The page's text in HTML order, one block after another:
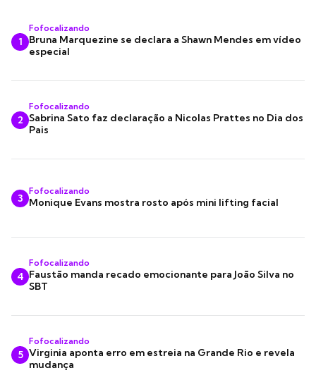
1
Fofocalizando
Bruna Marquezine se declara a Shawn Mendes em vídeo
especial
2
Fofocalizando
Sabrina Sato faz declaração a Nicolas Prattes no Dia dos
Pais
3
Fofocalizando
Monique Evans mostra rosto após mini lifting facial
4
Fofocalizando
Faustão manda recado emocionante para João Silva no
SBT
5
Fofocalizando
Virginia aponta erro em estreia na Grande Rio e revela
mudança